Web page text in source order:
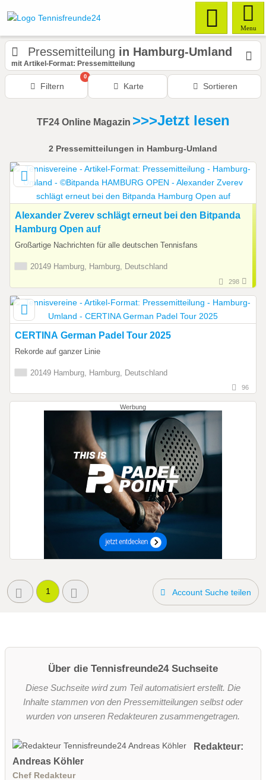
Menu
Pressemitteilung in Hamburg-Umland
mit Artikel-Format: Pressemitteilung
Filtern
0
Karte Sortieren
TF24 Online Magazin >>>Jetzt lesen
2 Pressemitteilungen in Hamburg-Umland
Alexander Zverev schlägt erneut bei den Bitpanda
Hamburg Open auf
Großartige Nachrichten für alle deutschen Tennisfans
20149 Hamburg, Hamburg, Deutschland
298
CERTINA German Padel Tour 2025
Rekorde auf ganzer Linie
20149 Hamburg, Hamburg, Deutschland
96
Werbung
1 Account Suche teilen
Über die Tennisfreunde24 Suchseite
Diese Suchseite wird zum Teil automatisiert erstellt. Die
Inhalte stammen von den Pressemitteilungen selbst oder
wurden von unseren Redakteuren zusammengetragen.
Redakteur:
Andreas Köhler
Chef Redakteur